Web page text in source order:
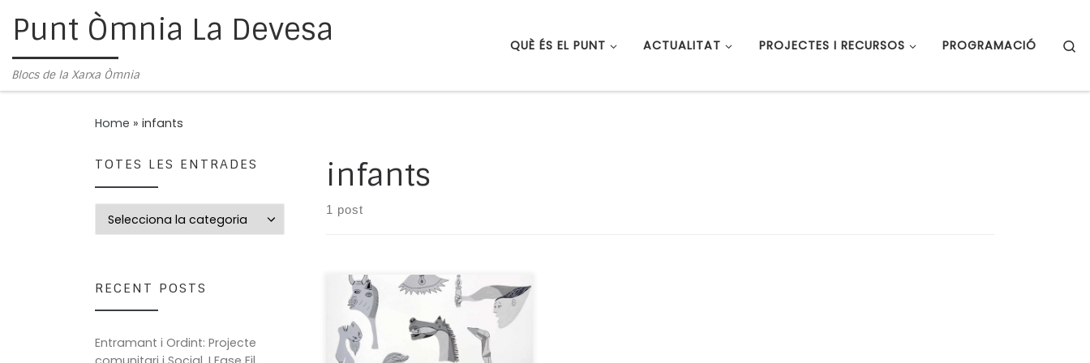
Skip to content
Punt Òmnia La Devesa
Blocs de la Xarxa Òmnia
QUÈ ÉS EL PUNT ACTUALITAT PROJECTES I RECURSOS PROGRAMACIÓ
Home » infants
infants
1 post
És molt important reivindicar
l’educació artística com a
motor per a activar la
imaginació i la creativitat del
TOTES LES ENTRADES
RECENT POSTS
Entramant i Ordint: Projecte